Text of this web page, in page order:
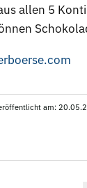
allen 5
am: